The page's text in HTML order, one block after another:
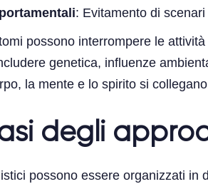
: Evitamento di
possono interrompere le
genetica, influenze
la mente e lo spirito si
degli
possono essere organizzati in